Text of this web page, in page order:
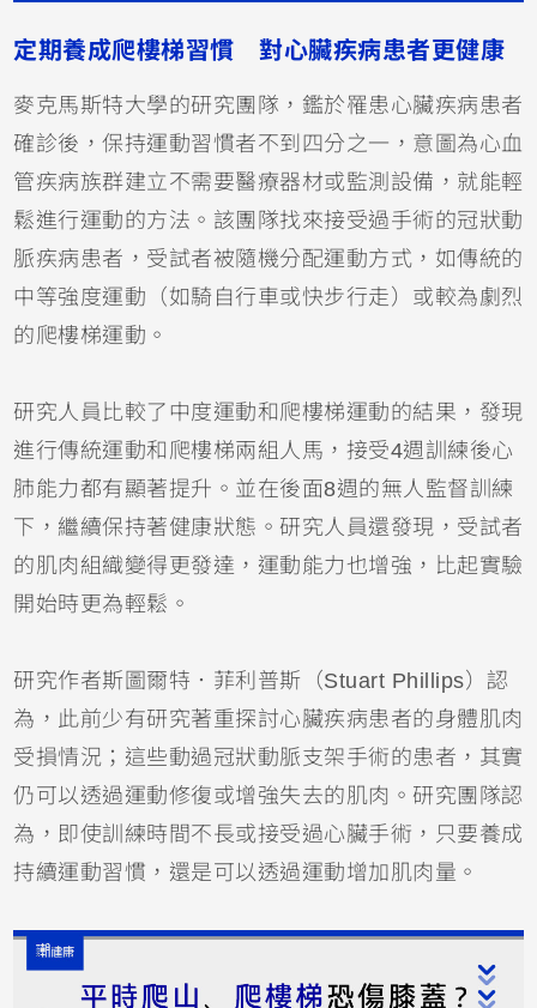
定期養成爬樓梯習慣 對心臟疾病患者更健康
麥克馬斯特大學的研究團隊，鑑於罹患心臟疾病患者
確診後，保持運動習慣者不到四分之一，意圖為心血
管疾病族群建立不需要醫療器材或監測設備，就能輕
鬆進行運動的方法。該團隊找來接受過手術的冠狀動
脈疾病患者，受試者被隨機分配運動方式，如傳統的
中等強度運動（如騎自行車或快步行走）或較為劇烈
的爬樓梯運動。
研究人員比較了中度運動和爬樓梯運動的結果，發現
進行傳統運動和爬樓梯兩組人馬，接受4週訓練後心
肺能力都有顯著提升。並在後面8週的無人監督訓練
下，繼續保持著健康狀態。研究人員還發現，受試者
的肌肉組織變得更發達，運動能力也增強，比起實驗
開始時更為輕鬆。
研究作者斯圖爾特．菲利普斯（Stuart Phillips）認
為，此前少有研究著重探討心臟疾病患者的身體肌肉
受損情況；這些動過冠狀動脈支架手術的患者，其實
仍可以透過運動修復或增強失去的肌肉。研究團隊認
為，即使訓練時間不長或接受過心臟手術，只要養成
持續運動習慣，還是可以透過運動增加肌肉量。